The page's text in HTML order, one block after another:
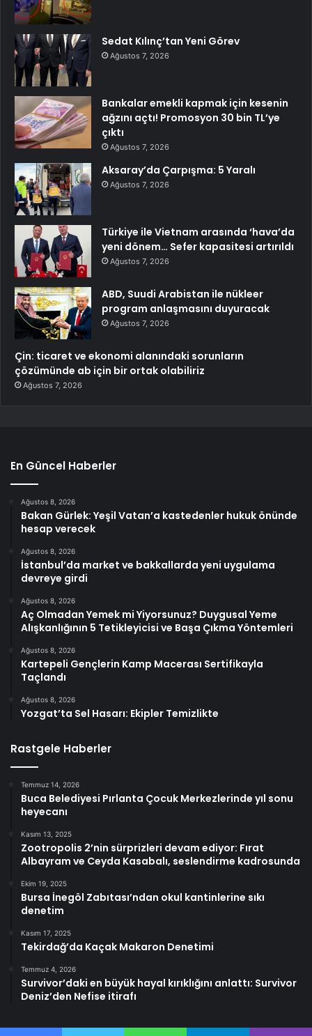
Sedat Kılınç’tan Yeni Görev
Ağustos 7, 2026
Bankalar emekli kapmak için kesenin
ağzını açtı! Promosyon 30 bin TL’ye
çıktı
Ağustos 7, 2026
Aksaray’da Çarpışma: 5 Yaralı
Ağustos 7, 2026
Türkiye ile Vietnam arasında ‘hava’da
yeni dönem… Sefer kapasitesi artırıldı
Ağustos 7, 2026
ABD, Suudi Arabistan ile nükleer
program anlaşmasını duyuracak
Ağustos 7, 2026
Çin: ticaret ve ekonomi alanındaki sorunların
çözümünde ab için bir ortak olabiliriz
Ağustos 7, 2026
En Güncel Haberler
Ağustos 8, 2026
Bakan Gürlek: Yeşil Vatan’a kastedenler hukuk önünde
hesap verecek
Ağustos 8, 2026
İstanbul’da market ve bakkallarda yeni uygulama
devreye girdi
Ağustos 8, 2026
Aç Olmadan Yemek mi Yiyorsunuz? Duygusal Yeme
Alışkanlığının 5 Tetikleyicisi ve Başa Çıkma Yöntemleri
Ağustos 8, 2026
Kartepeli Gençlerin Kamp Macerası Sertifikayla
Taçlandı
Ağustos 8, 2026
Yozgat’ta Sel Hasarı: Ekipler Temizlikte
Rastgele Haberler
Temmuz 14, 2026
Buca Belediyesi Pırlanta Çocuk Merkezlerinde yıl sonu
heyecanı
Kasım 13, 2025
Zootropolis 2’nin sürprizleri devam ediyor: Fırat
Albayram ve Ceyda Kasabalı, seslendirme kadrosunda
Ekim 19, 2025
Bursa İnegöl Zabıtası’ndan okul kantinlerine sıkı
denetim
Kasım 17, 2025
Tekirdağ’da Kaçak Makaron Denetimi
Temmuz 4, 2026
Survivor’daki en büyük hayal kırıklığını anlattı: Survivor
Deniz’den Nefise itirafı